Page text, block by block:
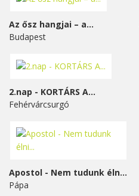
Az ősz hangjai – a...
Budapest
2.nap - KORTÁRS A...
Fehérvárcsurgó
Apostol - Nem tudunk élni...
Pápa